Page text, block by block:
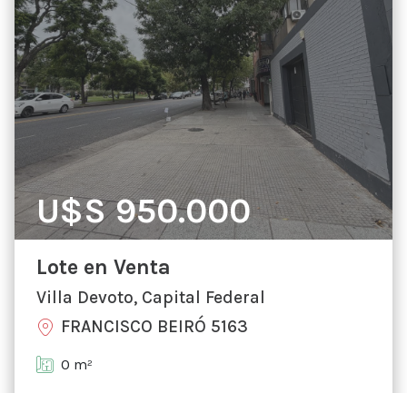
U$S 950.000
Lote en Venta
Villa Devoto, Capital Federal
FRANCISCO BEIRÓ 5163
0 m²